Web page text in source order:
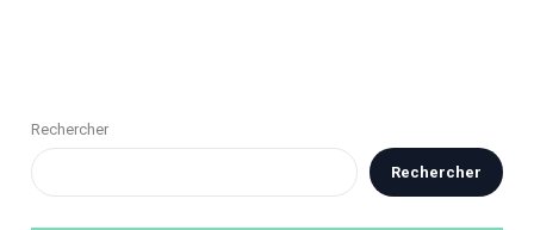
Rechercher
Rechercher